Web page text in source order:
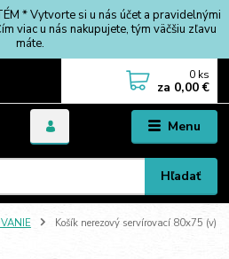
* Vytvorte si u nás účet a pravidelnými
viac u nás nakupujete, tým väčšiu zľavu
máte.
Menu
Hľadať
0 ks
za 0,00 €
Košík nerezový servírovací 80x75 (v)